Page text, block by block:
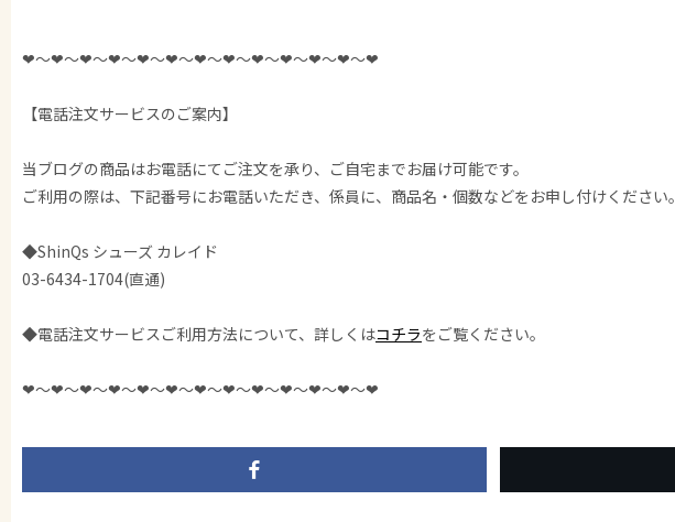
❤︎〜❤︎〜❤︎〜❤︎〜❤︎〜❤︎〜❤︎〜❤︎〜❤︎〜❤︎〜❤︎〜❤︎〜❤︎
【電話注文サービスのご案内】
当ブログの商品はお電話にてご注文を承り、ご自宅までお届け可能です。
ご利用の際は、下記番号にお電話いただき、係員に、商品名・個数などをお申し付けください。
◆ShinQs シューズ カレイド
03-6434-1704(直通)
◆電話注文サービスご利用方法について、詳しくはコチラをご覧ください。
❤︎〜❤︎〜❤︎〜❤︎〜❤︎〜❤︎〜❤︎〜❤︎〜❤︎〜❤︎〜❤︎〜❤︎〜❤︎